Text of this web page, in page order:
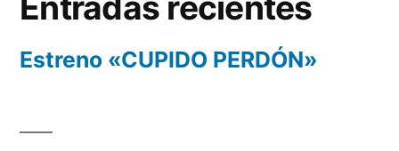
Estreno «CUPIDO PERDÓN»